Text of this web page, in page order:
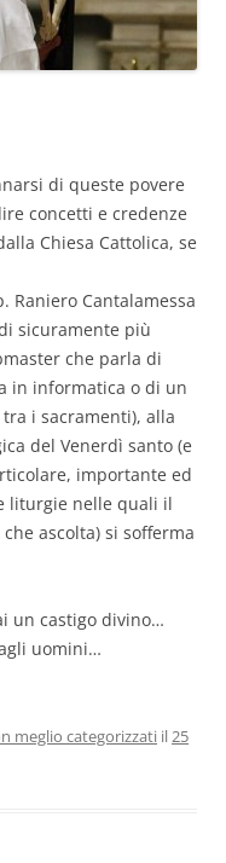
di queste povere
concetti e credenze
Chiesa Cattolica, se
Raniero Cantalamessa
sicuramente più
che parla di
in informatica o di un
i sacramenti), alla
del Venerdì santo (e
importante ed
liturgie nelle quali il
ascolta) si sofferma
un castigo divino…
uomini…
meglio categorizzati il25